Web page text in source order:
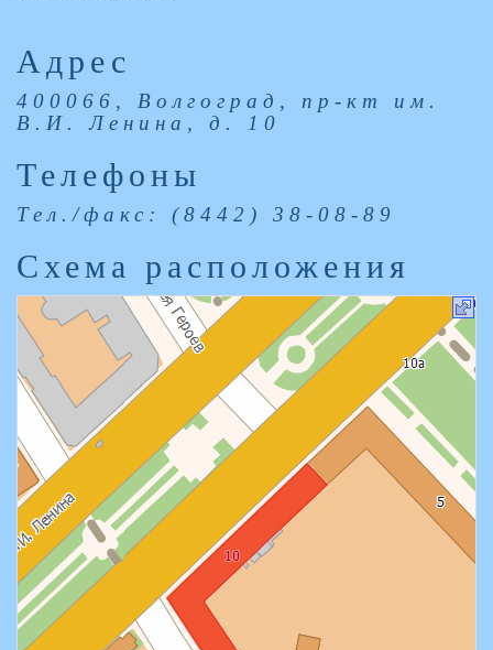
Адрес
400066, Волгоград, пр-кт им.
В.И. Ленина, д. 10
Телефоны
Тел./факс: (8442) 38-08-89
Схема расположения